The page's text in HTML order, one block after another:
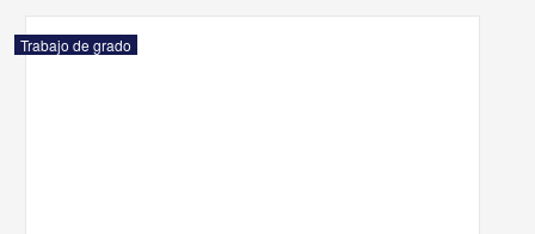
Trabajo de grado